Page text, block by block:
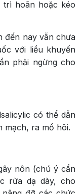
hoãn hoặc kéo
đến nay vẫn chưa
với liều khuyến
phải ngừng cho
có thể dẫn
mạch, ra mồ hôi.
nôn (chú ý cẩn
rửa dạ dày, cho